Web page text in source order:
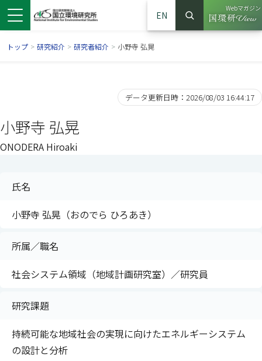
ウで開きます）
ンドウで開きます）
ウインドウで開きます）
EN
サイト内検索
検索
Webマガジン
（別ウイ
トップ > 研究紹介 > 研究者紹介 > 小野寺 弘晃
データ更新日時：2026/08/03 16:44:17
小野寺 弘晃
ONODERA Hiroaki
氏名
小野寺 弘晃（おのでら ひろあき）
所属／職名
社会システム領域（地域計画研究室）／研究員
研究課題
持続可能な地域社会の実現に向けたエネルギーシステム
の設計と分析